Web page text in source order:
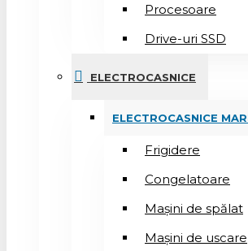
Procesoare
Drive-uri SSD
ELECTROCASNICE
ELECTROCASNICE
Frigidere
Congelatoare
Mașini de spălat
Mașini de uscare